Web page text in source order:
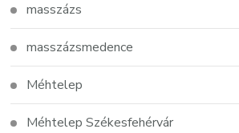
masszázs
masszázsmedence
Méhtelep
Méhtelep Székesfehérvár